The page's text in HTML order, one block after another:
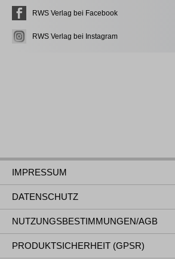
RWS Verlag bei Facebook
RWS Verlag bei Instagram
IMPRESSUM
DATENSCHUTZ
NUTZUNGSBESTIMMUNGEN/AGB
PRODUKTSICHERHEIT (GPSR)